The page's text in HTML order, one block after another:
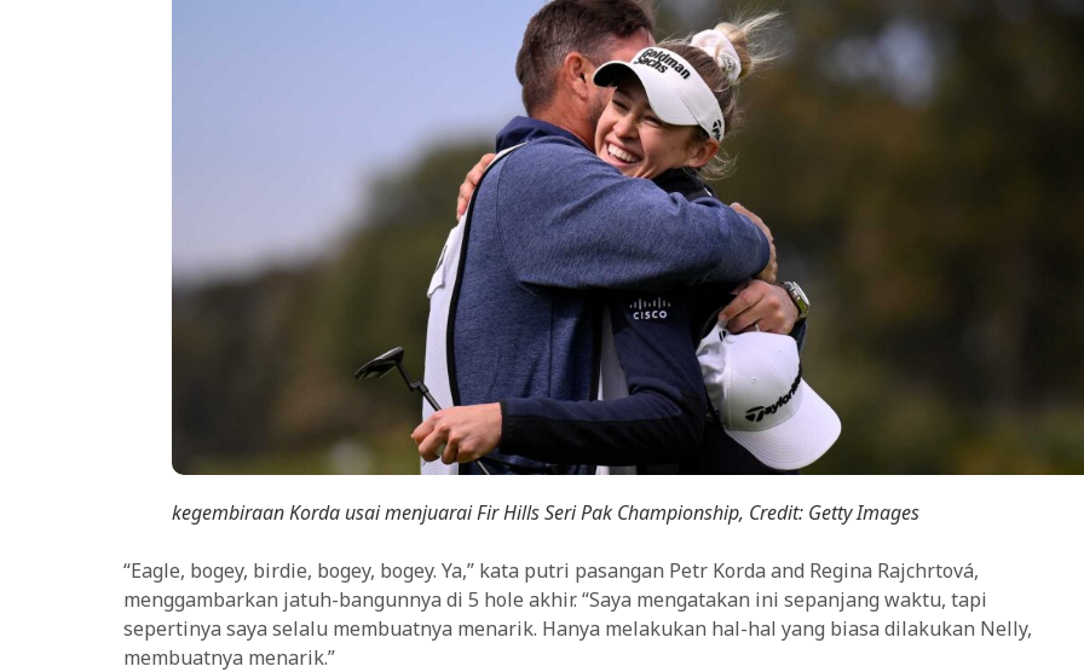
kegembiraan Korda usai menjuarai Fir Hills Seri Pak Championship, Credit: Getty Images
“Eagle, bogey, birdie, bogey, bogey. Ya,” kata putri pasangan Petr Korda and Regina Rajchrtová,
menggambarkan jatuh-bangunnya di 5 hole akhir. “Saya mengatakan ini sepanjang waktu, tapi
sepertinya saya selalu membuatnya menarik. Hanya melakukan hal-hal yang biasa dilakukan Nelly,
membuatnya menarik.”